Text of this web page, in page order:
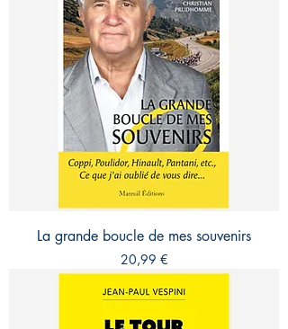
La grande boucle de mes souvenirs
Prix
20,99 €